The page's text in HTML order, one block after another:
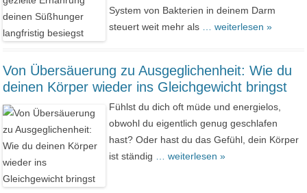
System von Bakterien in deinem Darm
steuert weit mehr als
… weiterlesen »
Von Übersäuerung zu Ausgeglichenheit: Wie du
deinen Körper wieder ins Gleichgewicht bringst
Fühlst du dich oft müde und energielos,
obwohl du eigentlich genug geschlafen
hast? Oder hast du das Gefühl, dein Körper
ist ständig
… weiterlesen »